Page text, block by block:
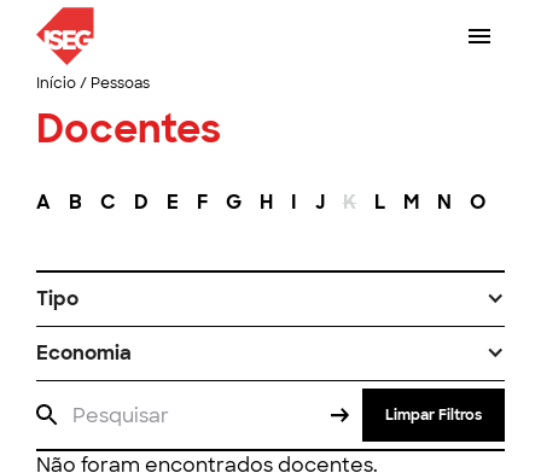
Início/ Pessoas
Docentes
A B C D E F G H I J K L M N O
Tipo
Economia
Limpar Filtros
Não foram encontrados docentes.